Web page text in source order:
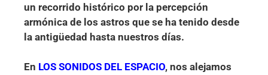
un recorrido histórico por la percepción
armónica de los astros que se ha tenido desde
la antigüedad hasta nuestros días.
En LOS SONIDOS DEL ESPACIO, nos alejamos